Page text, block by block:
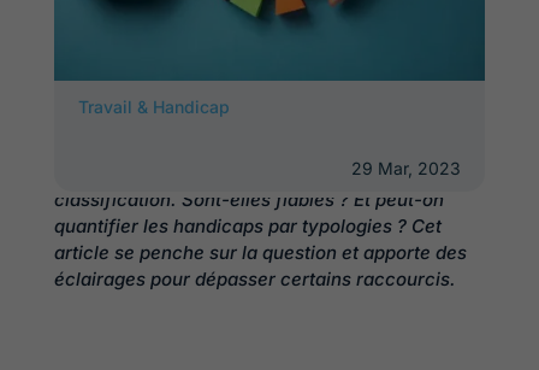
Travail & Handicap
29 Mar, 2023
de handicap définies par la loi du 11 février 2005
partagent même des statistiques issues de cette
classification. Sont-elles fiables ? Et peut-on
quantifier les handicaps par typologies ? Cet
article se penche sur la question et apporte des
éclairages pour dépasser certains raccourcis.